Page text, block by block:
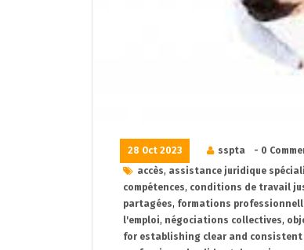
28 Oct 2023 sspta - 0
accès, assistance juridique
compétences, conditions de travail
partagées, formations
l'emploi, négociations collectives,
for establishing clear and consistent